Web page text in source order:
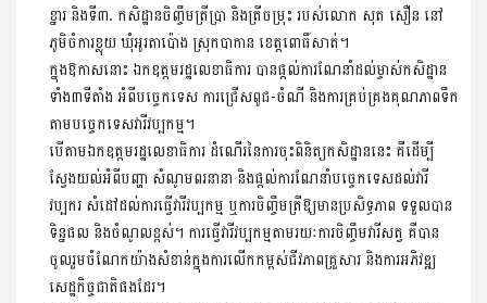
ខ្នារ និងទី៣. កសិដ្ឋានចិញ្ចឹមត្រីប្រា និងត្រីចម្រុះ របស់លោក សុត សឿន នៅ
ភូមិចំការខ្លុយ ឃុំអូរតាប៉ោង ស្រុកបាកាន ខេត្តពោធិ៍សាត់។
ក្នុងឱកាសនោះ ឯកឧត្តមរដ្ឋលេខាធិការ បានផ្តល់ការណែនាំដល់ម្ចាស់កសិដ្ឋាន
ទាំង៣ទីតាំង អំពីបច្ចេកទេស ការជ្រើសពូជ-ចំណី និងការគ្រប់គ្រងគុណភាពទឹក
តាមបច្ចេកទេសវារីវប្បកម្ម។
បើតាមឯកឧត្តមរដ្ឋលេខាធិការ ដំណើរនៃការចុះពិនិត្យកសិដ្ឋាននេះ គឺដើម្បី
ស្វែងយល់អំពីបញ្ហា សំណូមពរនានា និងផ្តល់ការណែនាំបច្ចេកទេសដល់វារី
វប្បករ សំដៅដល់ការធ្វើវារីវប្បកម្ម ឬការចិញ្ចឹមត្រីឱ្យមានប្រសិទ្ធភាព ទទួលបាន
ទិន្នផល និងចំណូលខ្ពស់។ ការធ្វើវារីវប្បកម្មតាមរយៈការចិញ្ចឹមវារីសត្វ គឺបាន
ចូលរួមចំណែកយ៉ាងសំខាន់ក្នុងការលើកកម្ពស់ជីវភាពគ្រួសារ និងការអភិវឌ្ឍ
សេដ្ឋកិច្ចជាតិផងដែរ។